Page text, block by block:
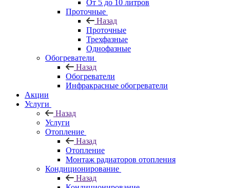
От 5 до 10 литров
Проточные
Назад
Проточные
Трехфазные
Однофазные
Обогреватели
Назад
Обогреватели
Инфракрасные обогреватели
Акции
Услуги
Назад
Услуги
Отопление
Назад
Отопление
Монтаж радиаторов отопления
Кондиционирование
Назад